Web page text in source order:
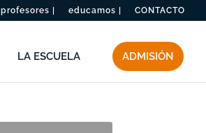
profesores | educamos | CONTACTO
LA ESCUELA ADMISIÓN